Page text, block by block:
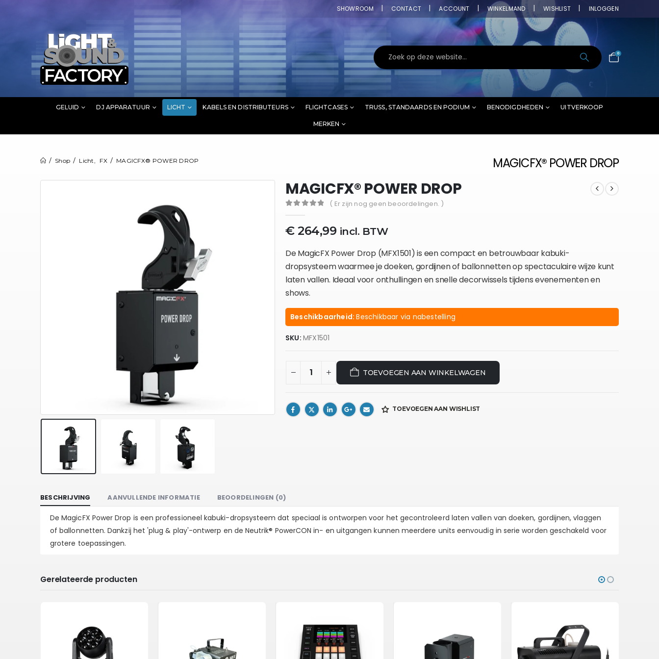
SHOWROOM CONTACT ACCOUNT WINKELMAND WISHLIST INLOGGEN
0
GELUID DJ APPARATUUR LICHT KABELS EN DISTRIBUTEURS FLIGHTCASES TRUSS, STANDAARDS EN PODIUM BENODIGDHEDEN UITVERKOOP
MERKEN
MAGICFX® POWER DROP
Shop Licht FX MAGICFX® POWER DROP
MAGICFX® POWER DROP
( Er zijn nog geen beoordelingen. )
€264,99 incl. BTW
De MagicFX Power Drop (MFX1501) is een compact en betrouwbaar kabuki-
dropsysteem waarmee je doeken, gordijnen of ballonnetten op spectaculaire wijze kunt
laten vallen. Ideaal voor onthullingen en snelle decorwissels tijdens evenementen en
shows.
Beschikbaarheid:Beschikbaar via nabestelling
SKU: MFX1501
TOEVOEGEN AAN WINKELWAGEN
TOEVOEGEN AAN WISHLIST
BESCHRIJVING AANVULLENDE INFORMATIE BEOORDELINGEN (0)
De MagicFX Power Drop is een professioneel kabuki-dropsysteem dat speciaal is ontworpen voor het gecontroleerd laten vallen van doeken, gordijnen, vlaggen
of ballonnetten. Dankzij het 'plug & play'-ontwerp en de Neutrik® PowerCON in- en uitgangen kunnen meerdere units eenvoudig in serie worden geschakeld voor
grotere toepassingen.
Gerelateerde producten